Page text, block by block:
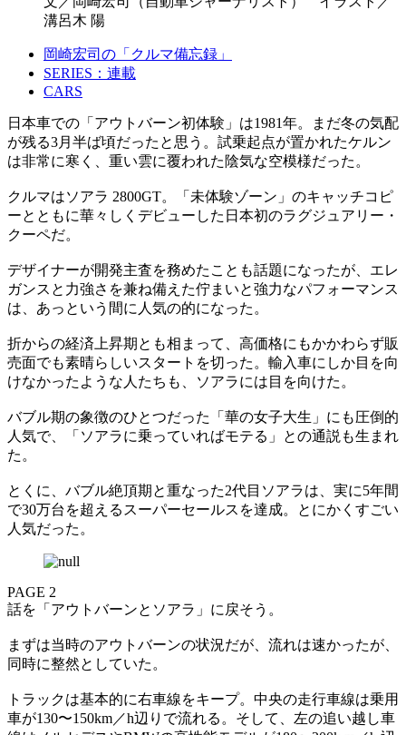
溝呂木 陽
岡崎宏司の「クルマ備忘録」
SERIES：連載
CARS
日本車での「アウトバーン初体験」は1981年。まだ冬の気配
が残る3月半ば頃だったと思う。試乗起点が置かれたケルン
は非常に寒く、重い雲に覆われた陰気な空模様だった。
クルマはソアラ 2800GT。「未体験ゾーン」のキャッチコピ
ーとともに華々しくデビューした日本初のラグジュアリー・
クーペだ。
デザイナーが開発主査を務めたことも話題になったが、エレ
ガンスと力強さを兼ね備えた佇まいと強力なパフォーマンス
は、あっという間に人気の的になった。
折からの経済上昇期とも相まって、高価格にもかかわらず販
売面でも素晴らしいスタートを切った。輸入車にしか目を向
けなかったような人たちも、ソアラには目を向けた。
バブル期の象徴のひとつだった「華の女子大生」にも圧倒的
人気で、「ソアラに乗っていればモテる」との通説も生まれ
た。
とくに、バブル絶頂期と重なった2代目ソアラは、実に5年間
で30万台を超えるスーパーセールスを達成。とにかくすごい
人気だった。
PAGE 2
話を「アウトバーンとソアラ」に戻そう。
まずは当時のアウトバーンの状況だが、流れは速かったが、
同時に整然としていた。
トラックは基本的に右車線をキープ。中央の走行車線は乗用
車が130〜150km／h辺りで流れる。そして、左の追い越し車